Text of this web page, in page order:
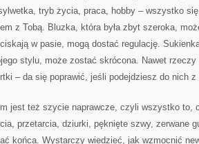
tryb życia, praca, hobby – wszystko
z Tobą. Bluzka, która była zbyt szeroka,
w pasie, mogą dostać regulację.
stylu, może zostać skrócona. Nawet rzeczy
– da się poprawić, jeśli podejdziesz do nich z
jest też szycie naprawcze, czyli wszystko to,
przetarcia, dziurki, pęknięte szwy, zerwane
końca. Wystarczy wiedzieć, jak wzmocnić